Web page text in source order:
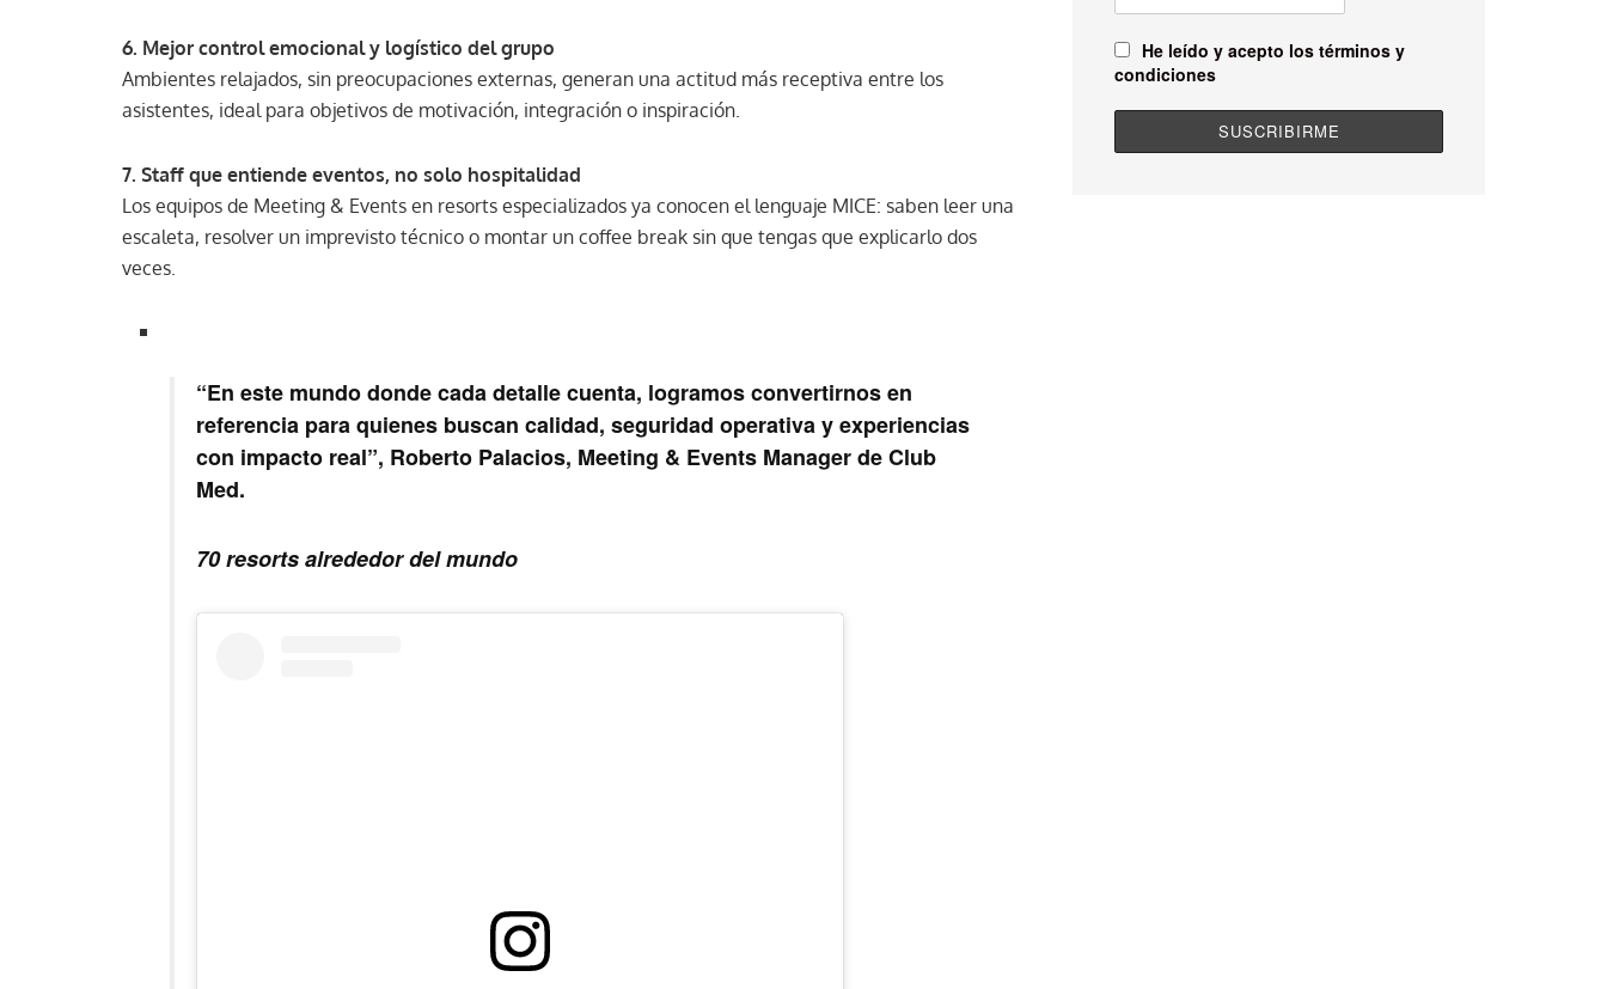
6. Mejor control emocional y logístico del grupo
Ambientes relajados, sin preocupaciones externas, generan una actitud más receptiva entre los
asistentes, ideal para objetivos de motivación, integración o inspiración.
7. Staff que entiende eventos, no solo hospitalidad
Los equipos de Meeting & Events en resorts especializados ya conocen el lenguaje MICE: saben leer una
escaleta, resolver un imprevisto técnico o montar un coffee break sin que tengas que explicarlo dos
veces.
“En este mundo donde cada detalle cuenta, logramos convertirnos en
referencia para quienes buscan calidad, seguridad operativa y experiencias
con impacto real”, Roberto Palacios, Meeting & Events Manager de Club
Med.
70 resorts alrededor del mundo
He leído y acepto los términos y
condiciones